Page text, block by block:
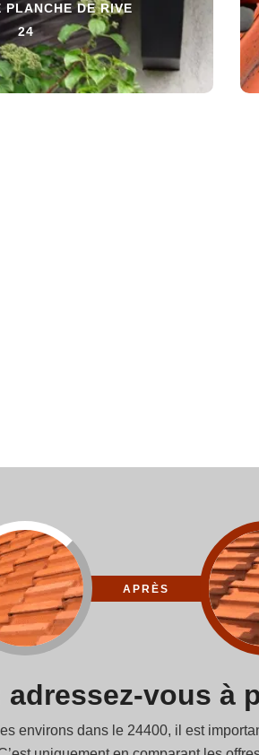
DE RIVE
24
APRÈS
vous à
environs dans le 24400, il est